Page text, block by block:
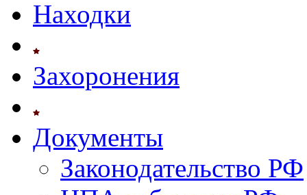
Находки
Захоронения
Документы
Законодательство РФ